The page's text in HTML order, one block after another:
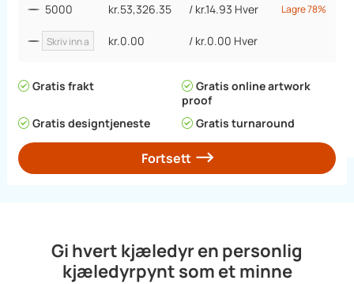
5000 kr.53,326.35 / kr.14.93 Hver Lagre 78%
kr.0.00 / kr.0.00 Hver
Gratis frakt
Gratis online artwork
proof
Gratis designtjeneste
Gratis turnaround
Fortsett
Gi hvert kjæledyr en personlig
kjæledyrpynt som et minne